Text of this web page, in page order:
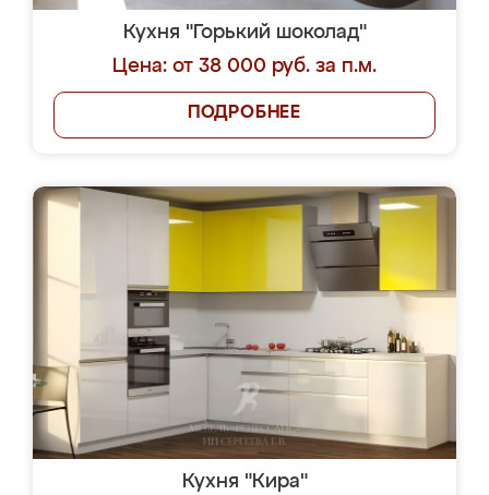
Кухня "Горький шоколад"
Цена: от 38 000 руб. за п.м.
ПОДРОБНЕЕ
Кухня "Кира"